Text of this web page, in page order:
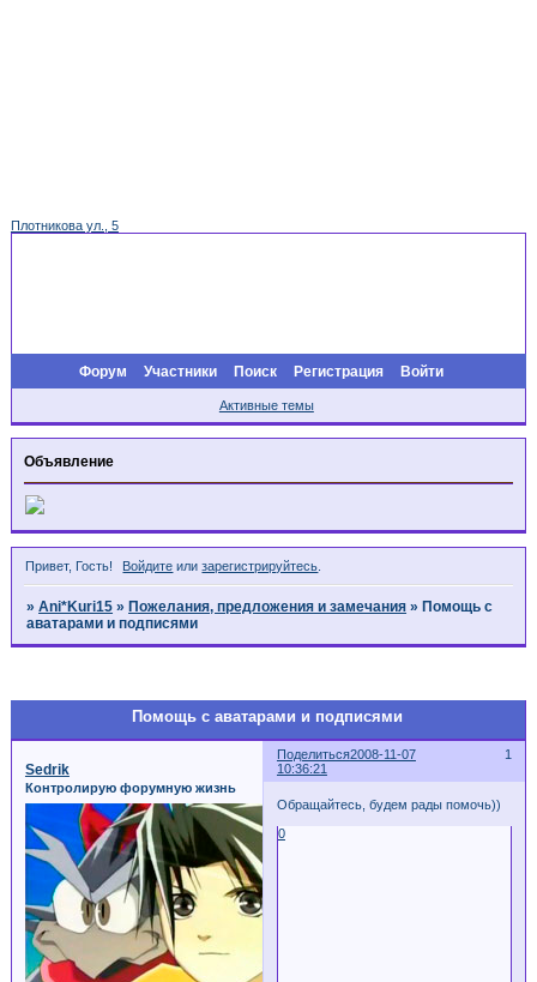
Плотникова ул., 5
Форум Участники Поиск Регистрация Войти
Активные темы
Объявление
Привет, Гость! Войдите илизарегистрируйтесь
»Ani*Kuri15 » Пожелания, предложения и замечания » Помощь с
аватарами и подписями
Помощь с аватарами и подписями
Поделиться 1
2008-11-07
10:36:21
Sedrik
Контролирую форумную жизнь
Обращайтесь, будем рады помочь))
0